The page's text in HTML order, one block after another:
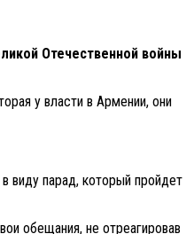
Отечественной войны
у власти в Армении, они
виду парад, который пройдет
обещания, не отреагировав